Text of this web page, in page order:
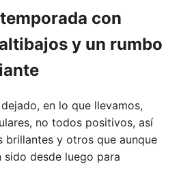
con
y un rumbo
en lo que llevamos,
no todos positivos, así
brillantes y otros que aunque
sido desde luego para